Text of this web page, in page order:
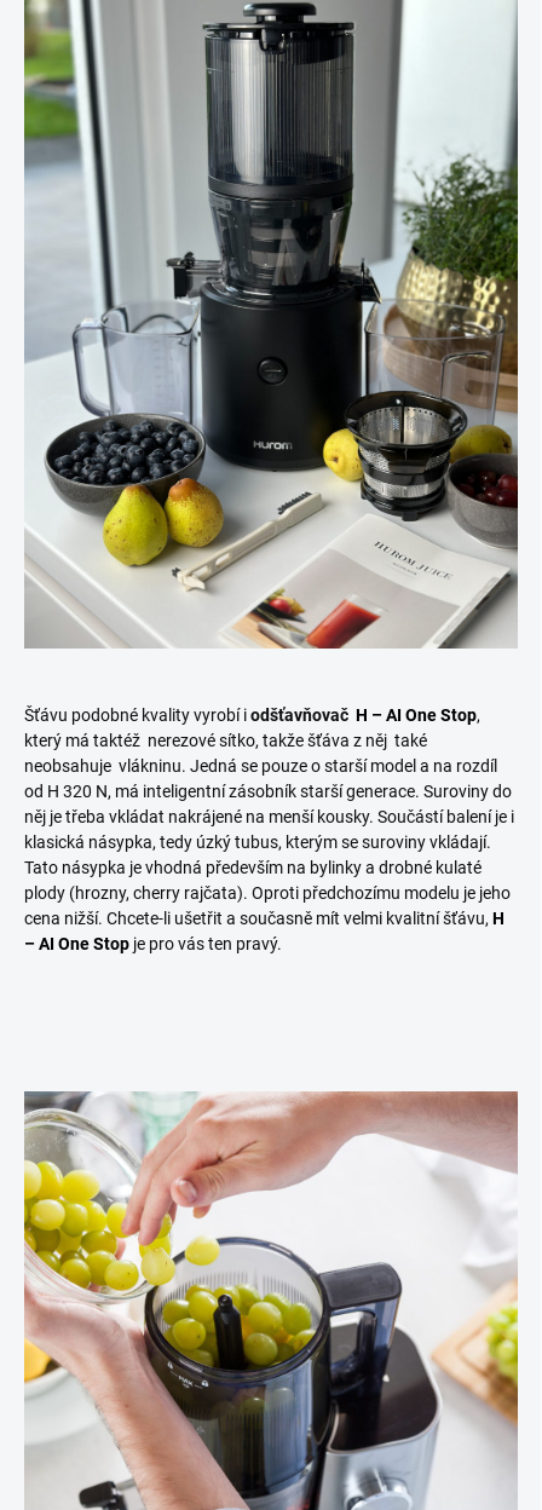
Šťávu podobné kvality vyrobí iodšťavňovač H – AI One Stop,
který má taktéž nerezové sítko, takže šťáva z něj také
neobsahuje vlákninu. Jedná se pouze o starší model a na rozdíl
od H 320 N, má inteligentní zásobník starší generace. Suroviny do
něj je třeba vkládat nakrájené na menší kousky. Součástí balení je i
klasická násypka, tedy úzký tubus, kterým se suroviny vkládají.
Tato násypka je vhodná především na bylinky a drobné kulaté
plody (hrozny, cherry rajčata). Oproti předchozímu modelu je jeho
cena nižší. Chcete-li ušetřit a současně mít velmi kvalitní šťávu, H
– AI One Stop je pro vás ten pravý.